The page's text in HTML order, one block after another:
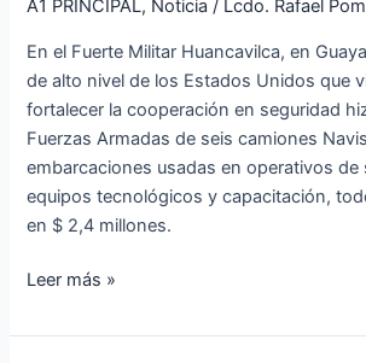
A1 PRINCIPAL, Noticia / Lcdo. Rafael
En el Fuerte Militar Huancavilca, en
de alto nivel de los Estados Unidos que
fortalecer la cooperación en seguridad
Fuerzas Armadas de seis camiones
embarcaciones usadas en operativos de
equipos tecnológicos y capacitación,
en $ 2,4 millones.
en
$
2,4
millones
a
las
Fuerzas
Armadas
Ecuador
Leer más »